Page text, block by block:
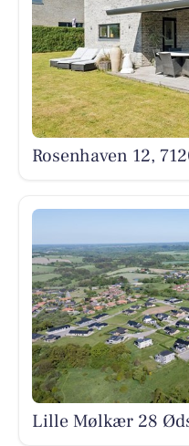
Rosenhaven 12,
Lille Mølkær 28